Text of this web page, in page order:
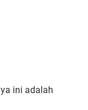
ini adalah